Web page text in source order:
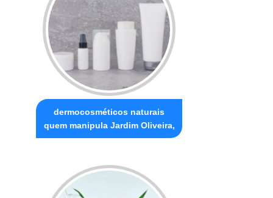
dermocosméticos naturais
quem manipula Jardim Oliveira,